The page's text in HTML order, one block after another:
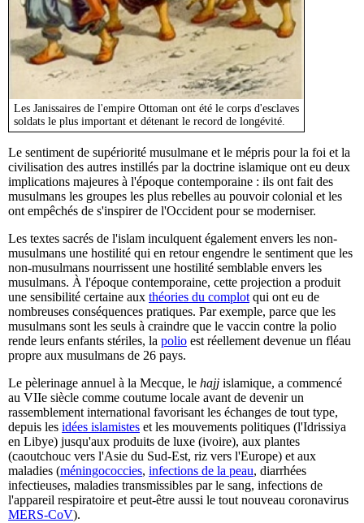
Les Janissaires de l'empire Ottoman ont été le corps d'esclaves
soldats le plus important et détenant le record de longévité.
Le sentiment de supériorité musulmane et le mépris pour la foi et la
civilisation des autres instillés par la doctrine islamique ont eu deux
implications majeures à l'époque contemporaine : ils ont fait des
musulmans les groupes les plus rebelles au pouvoir colonial et les
ont empêchés de s'inspirer de l'Occident pour se moderniser.
Les textes sacrés de l'islam inculquent également envers les non-
musulmans une hostilité qui en retour engendre le sentiment que les
non-musulmans nourrissent une hostilité semblable envers les
musulmans. À l'époque contemporaine, cette projection a produit
une sensibilité certaine aux théories du complot qui ont eu de
nombreuses conséquences pratiques. Par exemple, parce que les
musulmans sont les seuls à craindre que le vaccin contre la polio
rende leurs enfants stériles, la polio est réellement devenue un fléau
propre aux musulmans de 26 pays.
Le pèlerinage annuel à la Mecque, le hajj islamique, a commencé
au VIIe siècle comme coutume locale avant de devenir un
rassemblement international favorisant les échanges de tout type,
depuis les idées islamistes et les mouvements politiques (l'Idrissiya
en Libye) jusqu'aux produits de luxe (ivoire), aux plantes
(caoutchouc vers l'Asie du Sud-Est, riz vers l'Europe) et aux
maladies (méningococcies, infections de la peau, diarrhées
infectieuses, maladies transmissibles par le sang, infections de
l'appareil respiratoire et peut-être aussi le tout nouveau coronavirus
MERS-CoV).